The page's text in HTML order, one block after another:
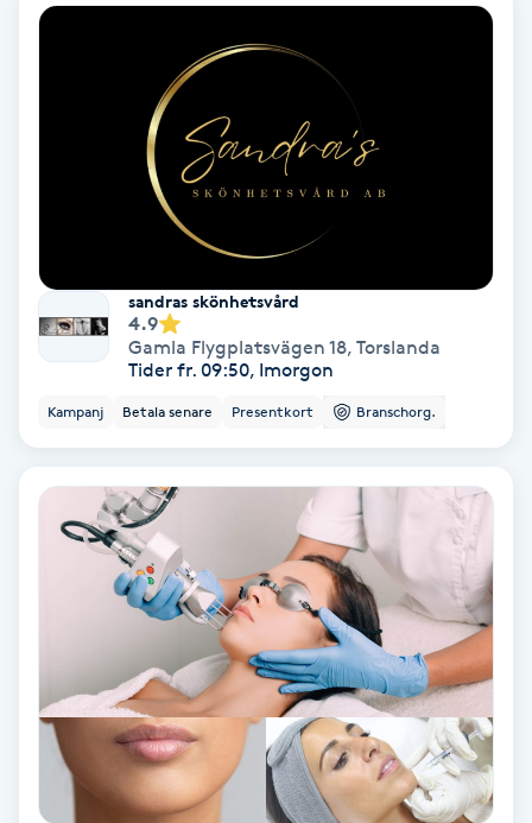
Tatueringsborttagning
Thaimassage
Torrborstning
Triggerpunktsmassage
Träning
Tvätt & Fön
sandras skönhetsvård
4.9
Gamla Flygplatsvägen 18, Torslanda
Tider fr. 09:50, Imorgon
Kampanj Betala senare Presentkort Branschorg.